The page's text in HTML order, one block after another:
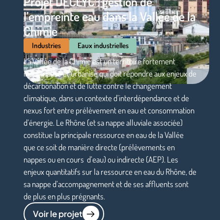
l’empreinte eau dans la Vallée de la
Chimie
Industries Eaux industrielles
La Vallée de la Chimie est un territoire fortement
industrialisé et urbanisé qui doit répondre aux enjeux de
décarbonation et de lutte contre le changement
climatique, dans un contexte d’interdépendance et de
nexus fort entre prélèvement en eau et consommation
d’énergie. Le Rhône (et sa nappe alluviale associée)
constitue la principale ressource en eau de la Vallée
que ce soit de manière directe (prélèvements en
nappes ou en cours d’eau) ou indirecte (AEP). Les
enjeux quantitatifs sur la ressource en eau du Rhône, de
sa nappe d’accompagnement et de ses affluents sont
de plus en plus prégnants.
Voir le projet